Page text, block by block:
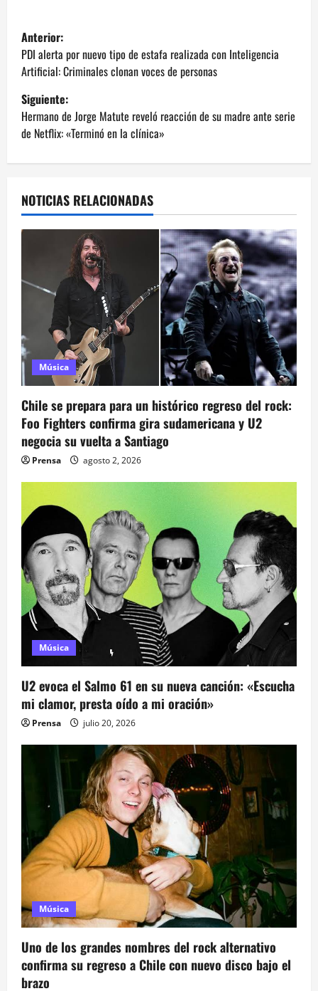
N
a
v
e
c
i
ó
d
e
e
n
t
r
a
d
a
s
Anterior:
PDI alerta por nuevo tipo de estafa realizada con Inteligencia
Artificial: Criminales clonan voces de personas
Siguiente:
Hermano de Jorge Matute reveló reacción de su madre ante serie
de Netflix: «Terminó en la clínica»
NOTICIAS RELACIONADAS
Música
Chile se prepara para un histórico regreso del rock:
Foo Fighters confirma gira sudamericana y U2
negocia su vuelta a Santiago
Prensa agosto 2, 2026
Música
U2 evoca el Salmo 61 en su nueva canción: «Escucha
mi clamor, presta oído a mi oración»
Prensa julio 20, 2026
Música
Uno de los grandes nombres del rock alternativo
confirma su regreso a Chile con nuevo disco bajo el
brazo